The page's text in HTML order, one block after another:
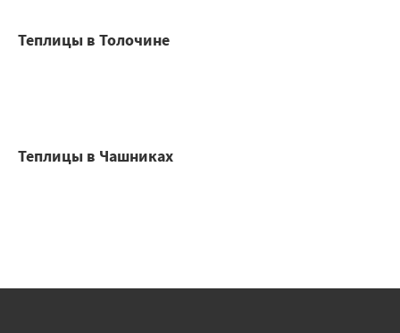
Теплицы в Толочине
Теплицы в Чашниках